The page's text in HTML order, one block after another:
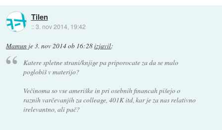
Tilen
::3. nov 2014, 19:42
Mamun je3. nov 2014 ob 16:28izjavil:
Katere spletne strani/knjige pa priporocate za da se malo
poglobiš v materijo?
Večinoma so vse ameriške in pri osebnih financah pišejo o
raznih varčevanjih za colleage, 401K itd, kar je za nas relativno
irelevantno, ali pač?